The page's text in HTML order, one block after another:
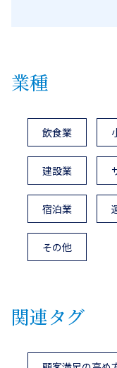
業種
飲食業
建設業
宿泊業
その他
関連タグ